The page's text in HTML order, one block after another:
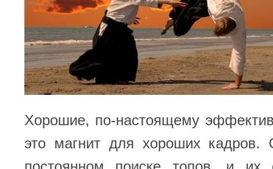
Хорошие, по-настоящему
это магнит для хороших кадров.